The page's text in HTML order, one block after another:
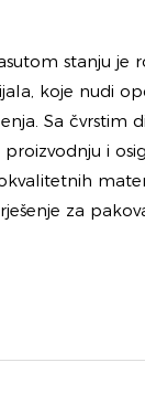
stanju je
koje nudi
Sa čvrstim
i
za